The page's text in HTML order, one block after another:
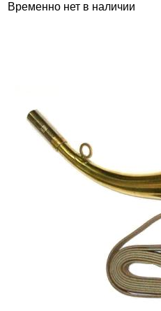
Временно нет в наличии